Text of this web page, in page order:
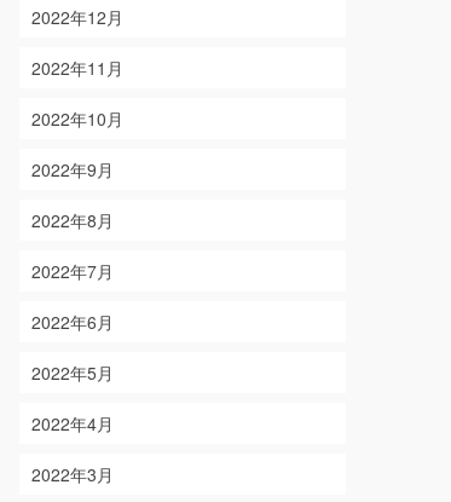
2022年12月
2022年11月
2022年10月
2022年9月
2022年8月
2022年7月
2022年6月
2022年5月
2022年4月
2022年3月